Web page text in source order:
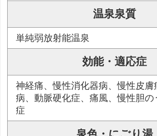
温泉泉質
単純弱放射能温泉
効能・適応症
神経痛、慢性消化器病、慢性皮膚
病、動脈硬化症、痛風、慢性胆の
症